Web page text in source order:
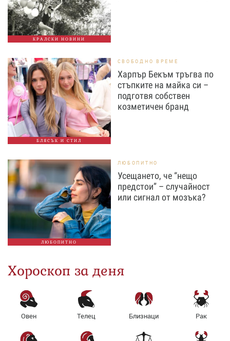
КРАЛСКИ НОВИНИ
БЛЯСЪК И СТИЛ
СВОБОДНО ВРЕМЕ
Харпър Бекъм тръгва по
стъпките на майка си –
подготвя собствен
козметичен бранд
ЛЮБОПИТНО
ЛЮБОПИТНО
Усещането, че “нещо
предстои” – случайност
или сигнал от мозъка?
Хороскоп за деня
Овен Телец Близнаци Рак